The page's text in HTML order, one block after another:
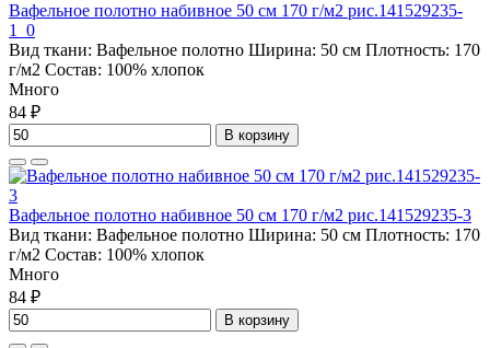
Вафельное полотно набивное 50 см 170 г/м2 рис.141529235-
1_0
Вид ткани: Вафельное полотно Ширина: 50 см Плотность: 170
г/м2 Состав: 100% хлопок
Много
84 ₽
В корзину
Вафельное полотно набивное 50 см 170 г/м2 рис.141529235-3
Вид ткани: Вафельное полотно Ширина: 50 см Плотность: 170
г/м2 Состав: 100% хлопок
Много
84 ₽
В корзину